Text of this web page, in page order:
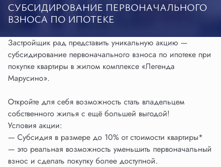
СУБСИДИРОВАНИЕ ПЕРВОНАЧАЛЬНОГО
ВЗНОСА ПО ИПОТЕКЕ
Застройщик рад представить уникальную акцию —
субсидирование первоначального взноса по ипотеке при
покупке квартиры в жилом комплексе «Легенда
Марусино».
Откройте для себя возможность стать владельцем
собственного жилья с ещё большей выгодой!
Условия акции:
— Субсидия в размере до 10% от стоимости квартиры*
— это реальная возможность уменьшить первоначальный
взнос и сделать покупку более доступной.